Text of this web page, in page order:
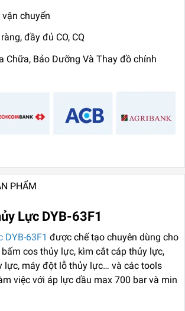
chuyển
đầy đủ CO, CQ
Chữa, Bảo Dưỡng Và Thay đồ chính
PHẨM
Lực DYB-63F1
63F1 được chế tạo chuyên dùng cho
cos thủy lực, kìm cắt cáp thủy lực,
lực, máy đột lỗ thủy lực… và các tools
việc với áp lực dầu max 700 bar và min